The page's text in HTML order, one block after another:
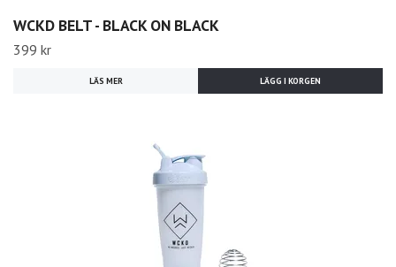
WCKD BELT - BLACK ON BLACK
399 kr
LÄS MER LÄGG I KORGEN